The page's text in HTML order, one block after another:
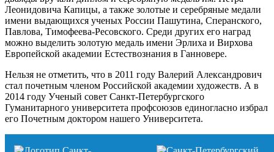
Леонидовича Капицы, а также золотые и серебряные медали
имени выдающихся ученых России Пашутина, Сперанского,
Павлова, Тимофеева-Ресовского. Среди других его наград
можно выделить золотую медаль имени Эрлиха и Вирхова
Европейской академии Естествознания в Ганновере.
Нельзя не отметить, что в 2011 году Валерий Александрович
стал почетным членом Российской академии художеств. А в
2014 году Ученый совет Санкт-Петербургского
Гуманитарного университета профсоюзов единогласно избрал
его Почетным доктором нашего Университета.